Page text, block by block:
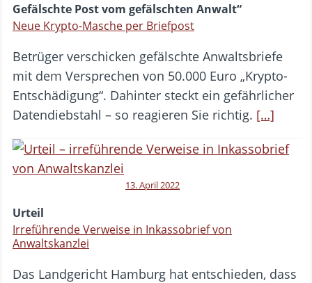
Gefälschte Post vom gefälschten Anwalt“
Neue Krypto-Masche per Briefpost
Betrüger verschicken gefälschte Anwaltsbriefe
mit dem Versprechen von 50.000 Euro „Krypto-
Entschädigung“. Dahinter steckt ein gefährlicher
Datendiebstahl – so reagieren Sie richtig. […]
13. April 2022
Urteil
Irreführende Verweise in Inkassobrief von
Anwaltskanzlei
Das Landgericht Hamburg hat entschieden, dass